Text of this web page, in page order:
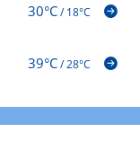
30°C/18°C
39°C/28°C